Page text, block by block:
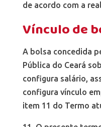
de acordo com a
Vínculo de
A bolsa concedida
Pública do Ceará
configura salário,
configura vínculo
item 11 do Termo